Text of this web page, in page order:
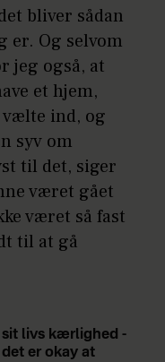
bliver sådan
er. Og selvom
jeg også, at
et hjem,
ind, og
syv om
til det, siger
været gået
været så fast
til at gå
sit livs kærlighed -
er okay at